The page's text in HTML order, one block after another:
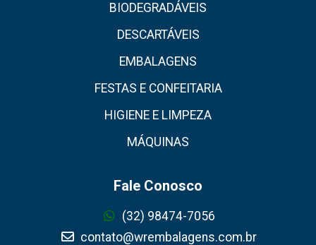
BIODEGRADÁVEIS
DESCARTÁVEIS
EMBALAGENS
FESTAS E CONFEITARIA
HIGIENE E LIMPEZA
MÁQUINAS
Fale Conosco
(32) 98474-7056
contato@wrembalagens.com.br